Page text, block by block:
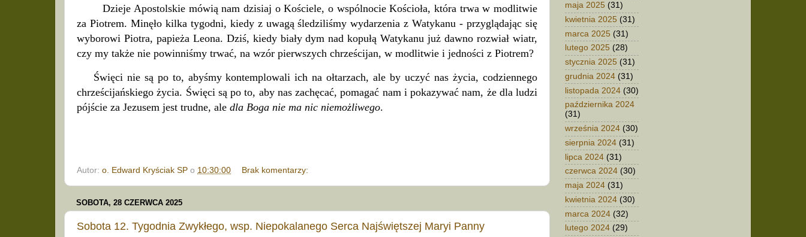
Dzieje Apostolskie mówią nam dzisiaj o Kościele, o wspólnocie Kościoła, która trwa w modlitwie
za Piotrem. Minęło kilka tygodni, kiedy z uwagą śledziliśmy wydarzenia z Watykanu - przyglądając się
wyborowi Piotra, papieża Leona. Dziś, kiedy biały dym nad kopułą Watykanu już dawno rozwiał wiatr,
czy my także nie powinniśmy trwać, na wzór pierwszych chrześcijan, w modlitwie i jedności z Piotrem?
Święci nie są po to, abyśmy kontemplowali ich na ołtarzach, ale by uczyć nas życia, codziennego
chrześcijańskiego życia. Święci są po to, aby nas zachęcać, pomagać nam i pokazywać nam, że dla ludzi
pójście za Jezusem jest trudne, ale dla Boga nie ma nic niemożliwego.
Autor: o. Edward Kryściak SP o 10:30:00 Brak komentarzy:
SOBOTA, 28 CZERWCA 2025
Sobota 12. Tygodnia Zwykłego, wsp. Niepokalanego Serca Najświętszej Maryi Panny
maja 2025 (31)
kwietnia 2025 (31)
marca 2025 (31)
lutego 2025 (28)
stycznia 2025 (31)
grudnia 2024 (31)
listopada 2024 (30)
października 2024
(31)
września 2024 (30)
sierpnia 2024 (31)
lipca 2024 (31)
czerwca 2024 (30)
maja 2024 (31)
kwietnia 2024 (30)
marca 2024 (32)
lutego 2024 (29)